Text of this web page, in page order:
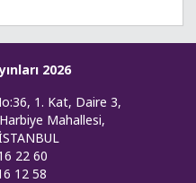
2026
1. Kat, Daire 3,
Mahallesi,
22 60
12 58